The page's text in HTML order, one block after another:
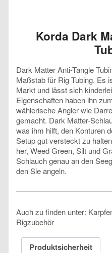
Korda Dark
Dark Matter Anti-Tangle
Maßstab für Rig Tubing. Es
Markt und lässt sich
Eigenschaften haben ihn
wählerische Angler wie
gemacht. Dark Matter-
was ihm hilft, den Konturen
Setup gut versteckt zu
her, Weed Green, Silt und
Schlauch genau an den
den Sie angeln.
Auch zu finden unter:
Rigzubehör
Produktsicherheit